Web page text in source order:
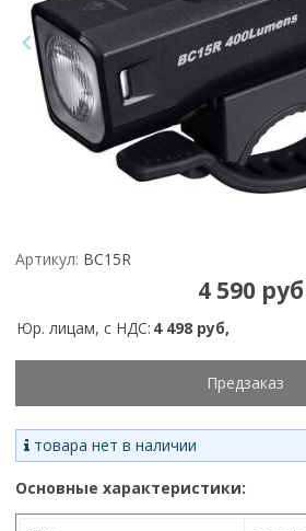
Артикул: BC15R
4 590 руб
Юр. лицам, с НДС: 4 498 руб,
Предзаказ
товара нет в наличии
Основные характеристики: